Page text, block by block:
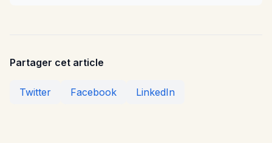
Partager cet article
Twitter Facebook LinkedIn